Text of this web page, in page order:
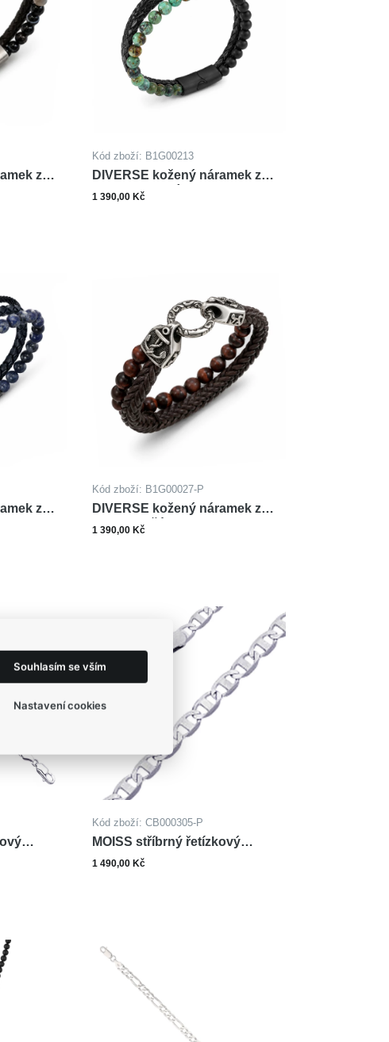
z
Kód zboží: B1G00213
DIVERSE kožený náramek z
oceli AFRICKÝ TYRKYS ONYX
1 390,00 Kč
z
Kód zboží: B1G00027-P
DIVERSE kožený náramek z
oceli TYGŘÍ OKO
1 390,00 Kč
Kód zboží: CB000305-P
MOISS stříbrný řetízkový
náramek VALENTINO
1 490,00 Kč
Souhlasím se vším
Nastavení cookies